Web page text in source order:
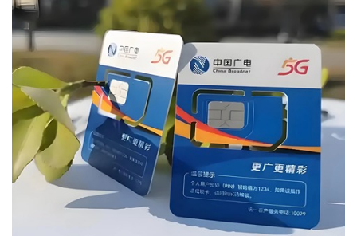
首
页
流
量
卡
宽